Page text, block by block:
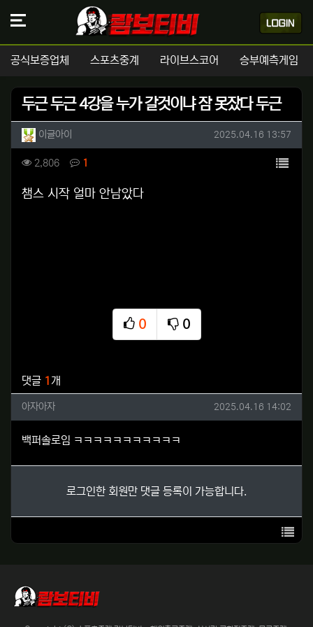
공식보증업체 스포츠중계 라이브스코어 승부예측게임
두근 두근 4강을 누가 갈것이냐 잠 못잤다 두근
작성자 정보
이글아이 작성일
2025.04.16 13:57
컨텐츠 정보
2,806조회 1 목록
본문
챔스 시작 얼마 안남았다
0
추천
0
비추천
댓글 1개
아자아자님의 댓글
아자아자 작성일
2025.04.16 14:02
백퍼솔로임 ㅋㅋㅋㅋㅋㅋㅋㅋㅋㅋㅋ
로그인한 회원만 댓글 등록이 가능합니다.
목록